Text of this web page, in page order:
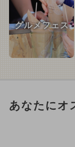
グルメフェス
あなたにオ